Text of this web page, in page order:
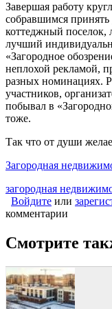
Завершая работу
собравшимся
коттеджный поселок,
лучший
«Загородное
неплохой рекламой,
разных номинациях.
участников,
побывал в
тоже.
Так что от души
Загородная
загородная
Войдите или
комментарии
Смотрите